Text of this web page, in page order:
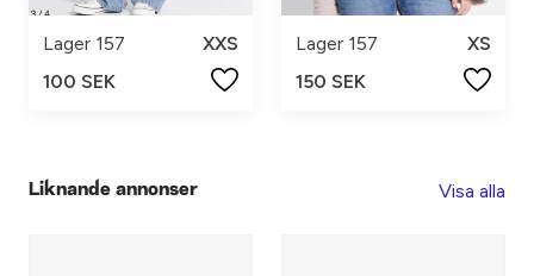
Lager 157
XXS
100 SEK
Lager 157
XS
150 SEK
Liknande annonser Visa alla